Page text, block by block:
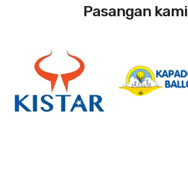
Pasangan kami